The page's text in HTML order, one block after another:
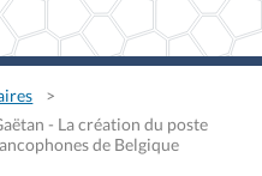
- La création du poste
de Belgique